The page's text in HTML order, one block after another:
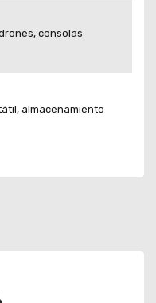
consolas
almacenamiento